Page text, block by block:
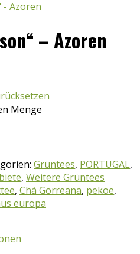
– Azoren
Menge
Grüntees, PORTUGAL,
, Weitere Grüntees
, Chá Gorreana, pekoe,
europa